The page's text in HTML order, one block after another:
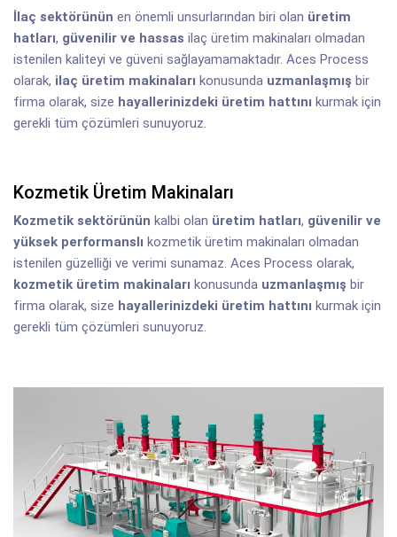
İlaç sektörünün en önemli unsurlarından biri olan üretim
hatları, güvenilir ve hassas ilaç üretim makinaları olmadan
istenilen kaliteyi ve güveni sağlayamamaktadır. Aces Process
olarak, ilaç üretim makinaları konusunda uzmanlaşmış bir
firma olarak, size hayallerinizdeki üretim hattını kurmak için
gerekli tüm çözümleri sunuyoruz.
Kozmetik Üretim Makinaları
Kozmetik sektörünün kalbi olan üretim hatları, güvenilir ve
yüksek performanslı kozmetik üretim makinaları olmadan
istenilen güzelliği ve verimi sunamaz. Aces Process olarak,
kozmetik üretim makinaları konusunda uzmanlaşmış bir
firma olarak, size hayallerinizdeki üretim hattını kurmak için
gerekli tüm çözümleri sunuyoruz.